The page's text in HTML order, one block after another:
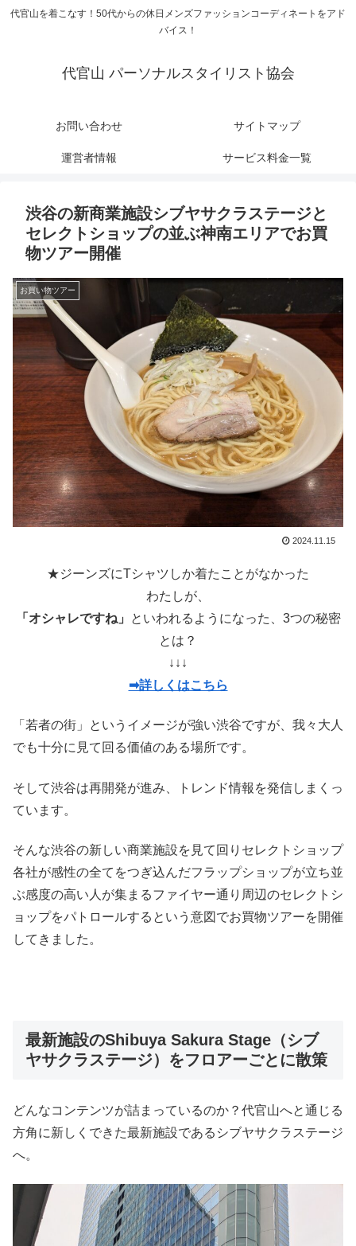
代官山を着こなす！50代からの休日メンズファッションコーディネートをアド
バイス！
代官山 パーソナルスタイリスト協会
お問い合わせ サイトマップ
運営者情報 サービス料金一覧
渋谷の新商業施設シブヤサクラステージと
セレクトショップの並ぶ神南エリアでお買
物ツアー開催
お買い物ツアー
2024.11.15
★ジーンズにTシャツしか着たことがなかった
わたしが、
「オシャレですね」
といわれるようになった、3つの秘密
とは？
↓↓↓
➡詳しくはこちら
「若者の街」というイメージが強い渋谷ですが、我々大人
でも十分に見て回る価値のある場所です。
そして渋谷は再開発が進み、トレンド情報を発信しまくっ
ています。
そんな渋谷の新しい商業施設を見て回りセレクトショップ
各社が感性の全てをつぎ込んだフラップショップが立ち並
ぶ感度の高い人が集まるファイヤー通り周辺のセレクトシ
ョップをパトロールするという意図でお買物ツアーを開催
してきました。
最新施設のShibuya Sakura Stage（シブ
ヤサクラステージ）をフロアーごとに散策
どんなコンテンツが詰まっているのか？代官山へと通じる
方角に新しくできた最新施設であるシブヤサクラステージ
へ。